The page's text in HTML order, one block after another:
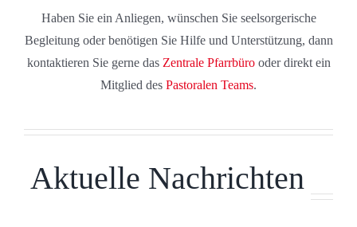
Haben Sie ein Anliegen, wünschen Sie seelsorgerische
Begleitung oder benötigen Sie Hilfe und Unterstützung, dann
kontaktieren Sie gerne das Zentrale Pfarrbürooder direkt ein
Mitglied des Pastoralen Teams.
Aktuelle Nachrichten